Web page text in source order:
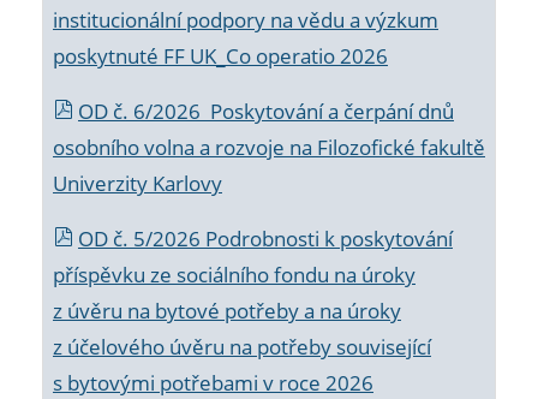
institucionální podpory na vědu a výzkum
poskytnuté FF UK_Co operatio 2026
OD č. 6/2026 Poskytování a čerpání dnů
osobního volna a rozvoje na Filozofické fakultě
Univerzity Karlovy
OD č. 5/2026 Podrobnosti k poskytování
příspěvku ze sociálního fondu na úroky
z úvěru na bytové potřeby a na úroky
z účelového úvěru na potřeby související
s bytovými potřebami v roce 2026